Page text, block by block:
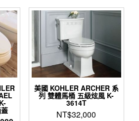
。
格：
NT$53,000。
格：
NT$3,200。
格：
美國 KOHLER ARCHER 系
列 雙體馬桶 五級炫風 K-
3614T
NT$32,000